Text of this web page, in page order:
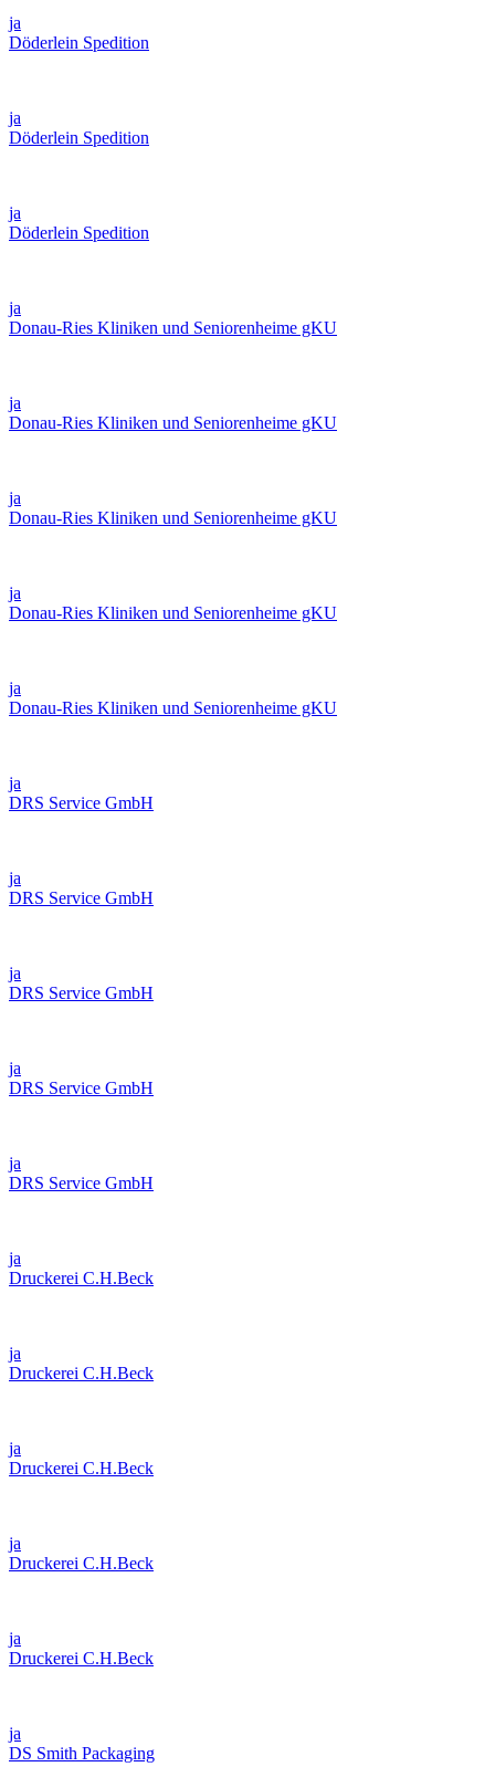
ja
Döderlein Spedition
ja
Döderlein Spedition
ja
Döderlein Spedition
ja
Donau-Ries Kliniken und Seniorenheime gKU
ja
Donau-Ries Kliniken und Seniorenheime gKU
ja
Donau-Ries Kliniken und Seniorenheime gKU
ja
Donau-Ries Kliniken und Seniorenheime gKU
ja
Donau-Ries Kliniken und Seniorenheime gKU
ja
DRS Service GmbH
ja
DRS Service GmbH
ja
DRS Service GmbH
ja
DRS Service GmbH
ja
DRS Service GmbH
ja
Druckerei C.H.Beck
ja
Druckerei C.H.Beck
ja
Druckerei C.H.Beck
ja
Druckerei C.H.Beck
ja
Druckerei C.H.Beck
ja
DS Smith Packaging